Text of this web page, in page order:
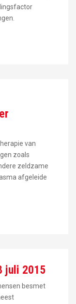
van
zoals
zeldzame
afgeleide
juli 2015
besmet